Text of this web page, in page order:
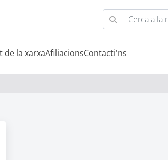
de la xarxaAfiliacionsContacti'ns